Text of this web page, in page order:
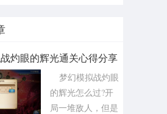
灼眼的辉光通关心得分享
梦幻模拟战灼眼
的辉光怎么过?开
局一堆敌人，但是